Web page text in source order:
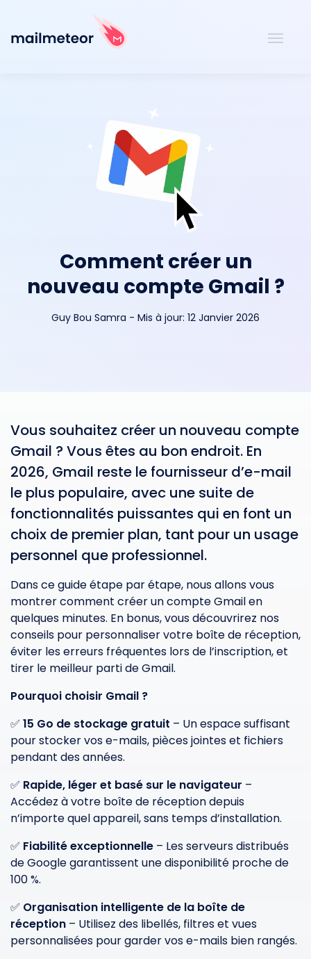
Comment créer un
nouveau compte Gmail ?
Guy Bou Samra - Mis à jour: 12 Janvier 2026
Vous souhaitez créer un nouveau compte
Gmail ? Vous êtes au bon endroit. En
2026, Gmail reste le fournisseur d’e-mail
le plus populaire, avec une suite de
fonctionnalités puissantes qui en font un
choix de premier plan, tant pour un usage
personnel que professionnel.
Dans ce guide étape par étape, nous allons vous
montrer comment créer un compte Gmail en
quelques minutes. En bonus, vous découvrirez nos
conseils pour personnaliser votre boîte de réception,
éviter les erreurs fréquentes lors de l’inscription, et
tirer le meilleur parti de Gmail.
Pourquoi choisir Gmail ?
✅ 15 Go de stockage gratuit – Un espace suffisant
pour stocker vos e-mails, pièces jointes et fichiers
pendant des années.
✅ Rapide, léger et basé sur le navigateur –
Accédez à votre boîte de réception depuis
n’importe quel appareil, sans temps d’installation.
✅ Fiabilité exceptionnelle – Les serveurs distribués
de Google garantissent une disponibilité proche de
100 %.
✅ Organisation intelligente de la boîte de
réception – Utilisez des libellés, filtres et vues
personnalisées pour garder vos e-mails bien rangés.